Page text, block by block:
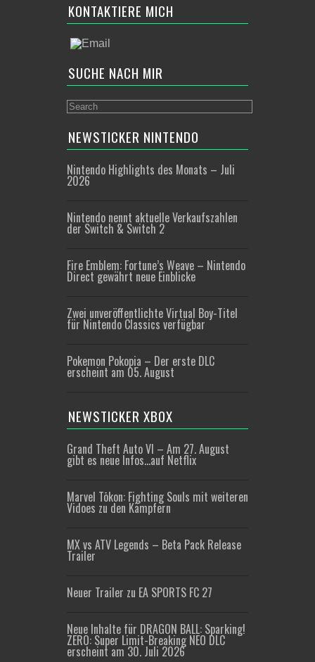
KONTAKTIERE MICH
SUCHE NACH MIR
NEWSTICKER NINTENDO
Nintendo Highlights des Monats – Juli
2026
Nintendo nennt aktuelle Verkaufszahlen
der Switch & Switch 2
Fire Emblem: Fortune’s Weave – Nintendo
Direct gewährt neue Einblicke
Zwei unveröffentlichte Virtual Boy-Titel
für Nintendo Classics verfügbar
Pokemon Pokopia – Der erste DLC
erscheint am 05. August
NEWSTICKER XBOX
Grand Theft Auto VI – Am 27. August
gibt es neue Infos…auf Netflix
Marvel Tōkon: Fighting Souls mit weiteren
Vidoes zu den Kämpfern
MX vs ATV Legends – Beta Pack Release
Trailer
Neuer Trailer zu EA SPORTS FC 27
Neue Inhalte für DRAGON BALL: Sparking!
ZERO: Super Limit-Breaking NEO DLC
erscheint am 30. Juli 2026